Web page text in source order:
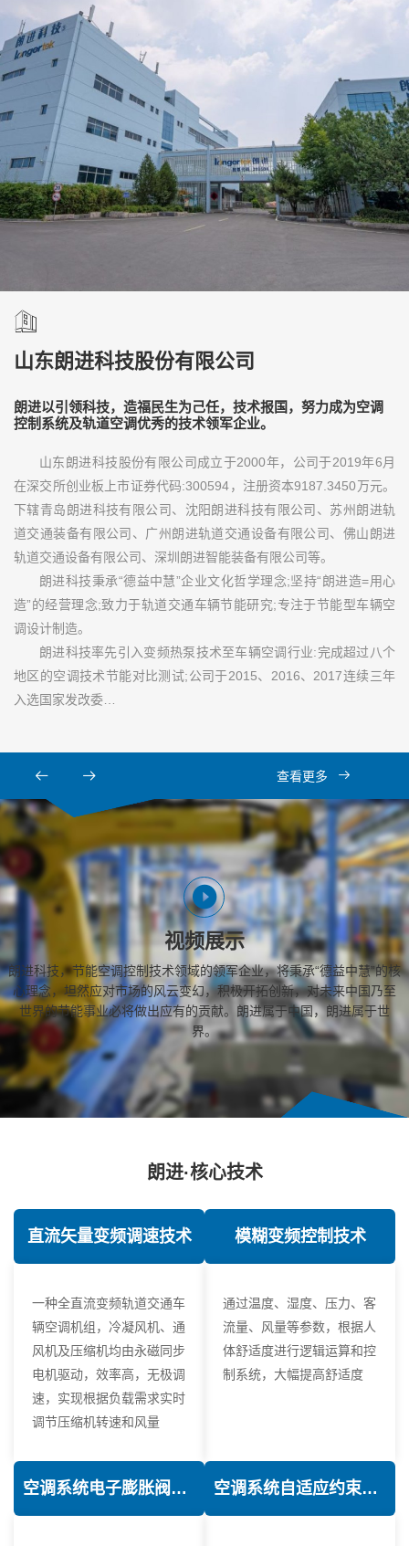
山东朗进科技股份有限公司
朗进以引领科技，造福民生为己任，技术报国，努力成为空调
控制系统及轨道空调优秀的技术领军企业。
山东朗进科技股份有限公司成立于2000年，公司于2019年6月
在深交所创业板上市证券代码:300594，注册资本9187.3450万元。
下辖青岛朗进科技有限公司、沈阳朗进科技有限公司、苏州朗进轨
道交通装备有限公司、广州朗进轨道交通设备有限公司、佛山朗进
轨道交通设备有限公司、深圳朗进智能装备有限公司等。
朗进科技秉承“德益中慧”企业文化哲学理念;坚持“朗进造=用心
造”的经营理念;致力于轨道交通车辆节能研究;专注于节能型车辆空
调设计制造。
朗进科技率先引入变频热泵技术至车辆空调行业:完成超过八个
地区的空调技术节能对比测试;公司于2015、2016、2017连续三年
入选国家发改委…
查看更多
视频展示
朗进科技，节能空调控制技术领域的领军企业，将秉承“德益中慧”的核
心理念，坦然应对市场的风云变幻，积极开拓创新，对未来中国乃至
世界的节能事业必将做出应有的贡献。朗进属于中国，朗进属于世
界。
朗进·核心技术
直流矢量变频调速技术
一种全直流变频轨道交通车
辆空调机组，冷凝风机、通
风机及压缩机均由永磁同步
电机驱动，效率高，无极调
速，实现根据负载需求实时
调节压缩机转速和风量
模糊变频控制技术
通过温度、湿度、压力、客
流量、风量等参数，根据人
体舒适度进行逻辑运算和控
制系统，大幅提高舒适度
空调系统电子膨胀阀热力学优化技术 空调系统自适应约束控制技术